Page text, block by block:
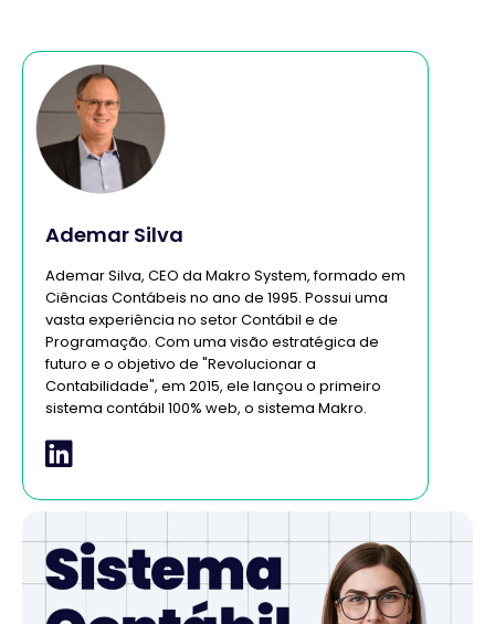
Ademar Silva
Ademar Silva, CEO da Makro System, formado em
Ciências Contábeis no ano de 1995. Possui uma
vasta experiência no setor Contábil e de
Programação. Com uma visão estratégica de
futuro e o objetivo de "Revolucionar a
Contabilidade", em 2015, ele lançou o primeiro
sistema contábil 100% web, o sistema Makro.